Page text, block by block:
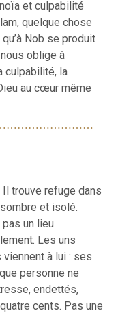
et culpabilité
quelque chose
Nob se produit
oblige à
culpabilité, la
au cœur même
trouve refuge dans
et isolé.
un lieu
Les uns
à lui : ses
personne ne
endettés,
cents. Pas une